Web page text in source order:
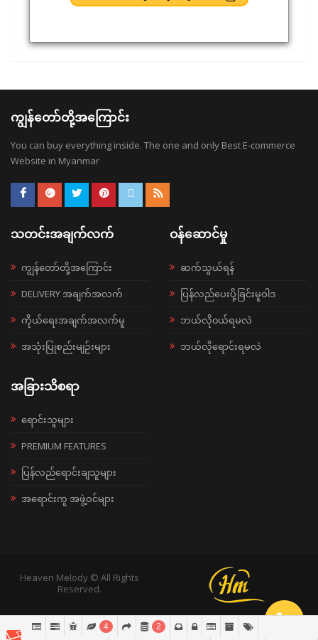
ကျွန်တော်တို့အကြောင်း
You can buy everything inside. The one and only Best E-commerce
Website in Myanmar
သတင်းအချက်လက်
ကျွန်တော်တို့အကြောင်း
DELIVERY အချက်အလက်
ကိုယ်ရေးအချက်အလက်မူ
အသုံးပြုစည်းမျဉ်းများ
ဝန်ဆောင်မှု
ဆက်သွယ်ရန်
ပြန်လည်ပေးပို့ခြင်းမူဝါဒ
ဘယ်လို၀ယ်ရမလဲ
ဘယ်လိုရောင်းရမလဲ
အခြားသိစရာ
ရောင်းသူများ
PREMIUM FEATURES
ပြန်လည်ရောင်းချသူများ
အရောင်းကူ အဖွဲ့ဝင်များ
Heaven Melody © All Rights
Reserved.
4 2